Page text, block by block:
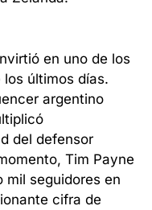
en uno de los
últimos días.
argentino
del defensor
Tim Payne
mil seguidores en
cifra de